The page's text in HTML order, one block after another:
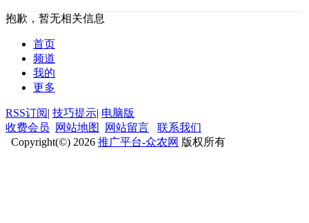
抱歉，暂无相关信息
首页
频道
我的
更多
RSS订阅| 技巧提示| 电脑版
收费会员
网站地图 网站留言
联系我们
Copyright(©) 2026 推广平台-众农网 版权所有